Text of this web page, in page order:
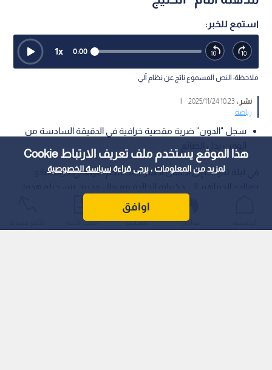
هذا الموقع يستخدم ملف تعريف الارتباط Cookie
لمزيد من المعلومات ، يرجى قراءةسياسة الخصوصية
اوافق
استمع للخبر:
0:00
1x
ملاحظة: النص المسموع ناتج عن نظام آلي
نشر :10:23 2025/11/24
|
رياضة
سجل "الدون" ضربة مقصية خرافية في الدقيقة السادسة من
في ليلة تحولت إلى احتفال أصفر، أعاد النجم البرتغالي كريستيانو
يستحق لقب "الساحر من كوكب آخر".
عواجل المباشر أحدث الأخبار